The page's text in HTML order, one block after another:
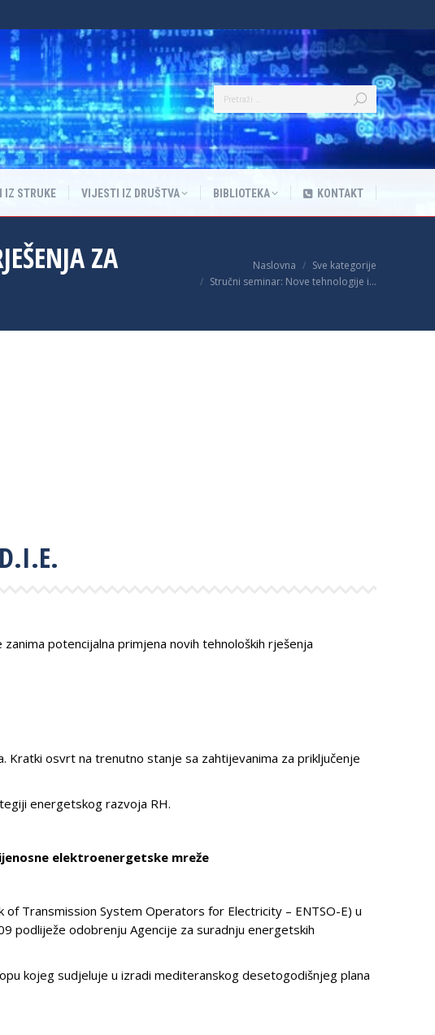
IZ STRUKE VIJESTI IZ DRUŠTVA BIBLIOTEKA KONTAKT
ZA
You are here:Naslovna
Sve kategorije
Stručni seminar: Nove tehnologije i…
potencijalna primjena novih tehnoloških rješenja
Kratki osvrt na trenutno stanje sa zahtijevanima za priključenje
energetskog razvoja RH.
elektroenergetske mreže
Transmission System Operators for Electricity – ENTSO-E) u
podliježe odobrenju Agencije za suradnju energetskih
kojeg sudjeluje u izradi mediteranskog desetogodišnjeg plana